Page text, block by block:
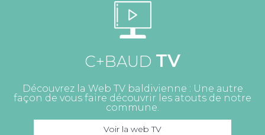
C+BAUD TV
Découvrez la Web TV baldivienne : Une autre
façon de vous faire découvrir les atouts de notre
commune.
Voir la web TV